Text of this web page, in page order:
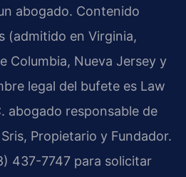
abogado. Contenido
(admitido en Virginia,
Columbia, Nueva Jersey y
legal del bufete es Law
abogado responsable de
Propietario y Fundador.
437-7747 para solicitar